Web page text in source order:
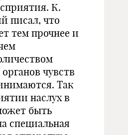
К.
писал, что
тем прочнее и
чувств
Так
наслух в
быть
специальная